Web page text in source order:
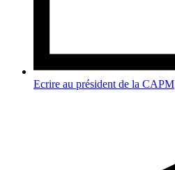
Ecrire au président de la CAPM